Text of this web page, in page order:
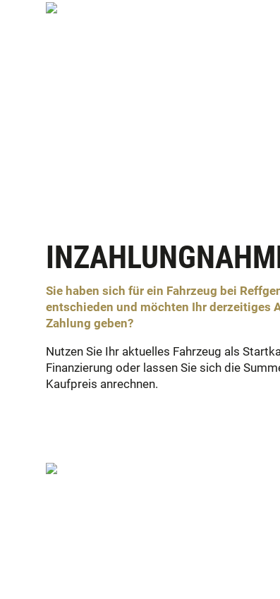
Sie haben sich für ein Fahrzeug bei
entschieden und möchten Ihr derzeitiges
Zahlung geben?
Nutzen Sie Ihr aktuelles Fahrzeug als
Finanzierung oder lassen Sie sich die
Kaufpreis anrechnen.